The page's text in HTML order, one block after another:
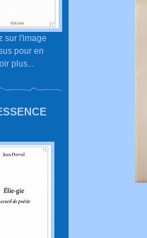
sur l'image
pour en
plus...